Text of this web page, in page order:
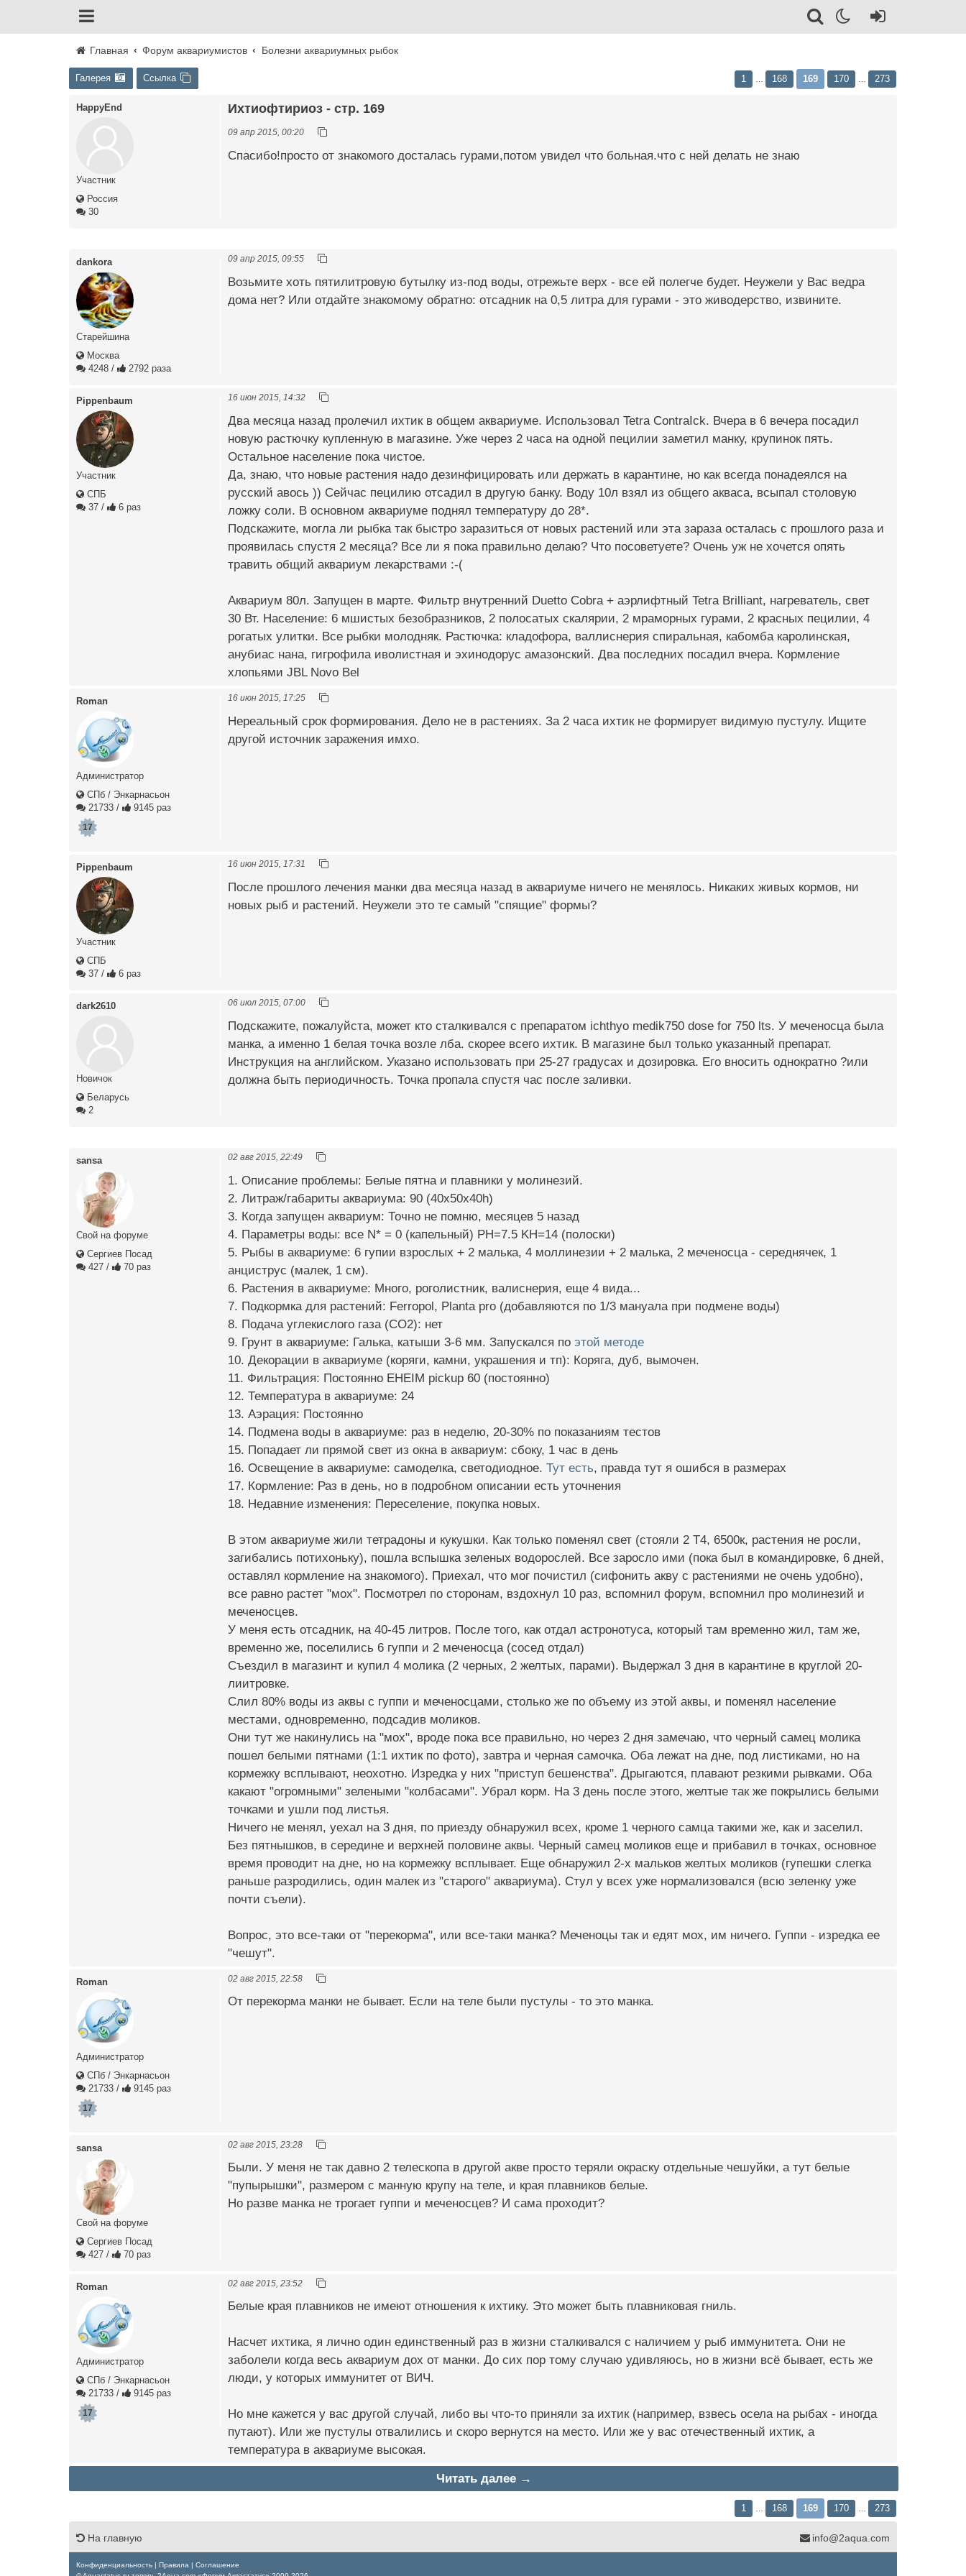
Главная Форум аквариумистов Болезни аквариумных рыбок
Галерея Ссылка 1 168 169 170 273
HappyEnd
Участник
Россия
30
Ихтиофтириоз - стр. 169
09 апр 2015, 00:20
Спасибо!просто от знакомого досталась гурами,потом увидел что больная.что с ней делать не знаю
dankora
Старейшина
Москва
4248 / 2792 раза
09 апр 2015, 09:55
Возьмите хоть пятилитровую бутылку из-под воды, отрежьте верх - все ей полегче будет. Неужели у Вас ведра
дома нет? Или отдайте знакомому обратно: отсадник на 0,5 литра для гурами - это живодерство, извините.
Pippenbaum
Участник
СПБ
37 / 6 раз
16 июн 2015, 14:32
Два месяца назад пролечил ихтик в общем аквариуме. Использовал Tetra ContraIck. Вчера в 6 вечера посадил
новую растючку купленную в магазине. Уже через 2 часа на одной пецилии заметил манку, крупинок пять.
Остальное население пока чистое.
Да, знаю, что новые растения надо дезинфицировать или держать в карантине, но как всегда понадеялся на
русский авось )) Сейчас пецилию отсадил в другую банку. Воду 10л взял из общего акваса, всыпал столовую
ложку соли. В основном аквариуме поднял температуру до 28*.
Подскажите, могла ли рыбка так быстро заразиться от новых растений или эта зараза осталась с прошлого раза и
проявилась спустя 2 месяца? Все ли я пока правильно делаю? Что посоветуете? Очень уж не хочется опять
травить общий аквариум лекарствами :-(
Аквариум 80л. Запущен в марте. Фильтр внутренний Duetto Cobra + аэрлифтный Tetra Brilliant, нагреватель, свет
30 Вт. Население: 6 мшистых безобразников, 2 полосатых скалярии, 2 мраморных гурами, 2 красных пецилии, 4
рогатых улитки. Все рыбки молодняк. Растючка: кладофора, валлиснерия спиральная, кабомба каролинская,
анубиас нана, гигрофила иволистная и эхинодорус амазонский. Два последних посадил вчера. Кормление
хлопьями JBL Novo Bel
Roman
Администратор
СПб / Энкарнасьон
21733 / 9145 раз
17
16 июн 2015, 17:25
Нереальный срок формирования. Дело не в растениях. За 2 часа ихтик не формирует видимую пустулу. Ищите
другой источник заражения имхо.
Pippenbaum
Участник
СПБ
37 / 6 раз
16 июн 2015, 17:31
После прошлого лечения манки два месяца назад в аквариуме ничего не менялось. Никаких живых кормов, ни
новых рыб и растений. Неужели это те самый "спящие" формы?
dark2610
Новичок
Беларусь
2
06 июл 2015, 07:00
Подскажите, пожалуйста, может кто сталкивался с препаратом ichthyo medik750 dose for 750 lts. У меченосца была
манка, а именно 1 белая точка возле лба. скорее всего ихтик. В магазине был только указанный препарат.
Инструкция на английском. Указано использовать при 25-27 градусах и дозировка. Его вносить однократно ?или
должна быть периодичность. Точка пропала спустя час после заливки.
sansa
Свой на форуме
Сергиев Посад
427 / 70 раз
02 авг 2015, 22:49
1. Описание проблемы: Белые пятна и плавники у молинезий.
2. Литраж/габариты аквариума: 90 (40х50х40h)
3. Когда запущен аквариум: Точно не помню, месяцев 5 назад
4. Параметры воды: все N* = 0 (капельный) PH=7.5 KH=14 (полоски)
5. Рыбы в аквариуме: 6 гупии взрослых + 2 малька, 4 моллинезии + 2 малька, 2 меченосца - середнячек, 1
анциструс (малек, 1 см).
6. Растения в аквариуме: Много, роголистник, валиснерия, еще 4 вида...
7. Подкормка для растений: Ferropol, Planta pro (добавляются по 1/3 мануала при подмене воды)
8. Подача углекислого газа (CO2): нет
9. Грунт в аквариуме: Галька, катыши 3-6 мм. Запускался по этой методе
10. Декорации в аквариуме (коряги, камни, украшения и тп): Коряга, дуб, вымочен.
11. Фильтрация: Постоянно EHEIM pickup 60 (постоянно)
12. Температура в аквариуме: 24
13. Аэрация: Постоянно
14. Подмена воды в аквариуме: раз в неделю, 20-30% по показаниям тестов
15. Попадает ли прямой свет из окна в аквариум: сбоку, 1 час в день
16. Освещение в аквариуме: самоделка, светодиодное. Тут есть, правда тут я ошибся в размерах
17. Кормление: Раз в день, но в подробном описании есть уточнения
18. Недавние изменения: Переселение, покупка новых.
В этом аквариуме жили тетрадоны и кукушки. Как только поменял свет (стояли 2 Т4, 6500к, растения не росли,
загибались потихоньку), пошла вспышка зеленых водорослей. Все заросло ими (пока был в командировке, 6 дней,
оставлял кормление на знакомого). Приехал, что мог почистил (сифонить акву с растениями не очень удобно),
все равно растет "мох". Посмотрел по сторонам, вздохнул 10 раз, вспомнил форум, вспомнил про молинезий и
меченосцев.
У меня есть отсадник, на 40-45 литров. После того, как отдал астронотуса, который там временно жил, там же,
временно же, поселились 6 гуппи и 2 меченосца (сосед отдал)
Съездил в магазинт и купил 4 молика (2 черных, 2 желтых, парами). Выдержал 3 дня в карантине в круглой 20-
лиитровке.
Слил 80% воды из аквы с гуппи и меченосцами, столько же по объему из этой аквы, и поменял население
местами, одновременно, подсадив моликов.
Они тут же накинулись на "мох", вроде пока все правильно, но через 2 дня замечаю, что черный самец молика
пошел белыми пятнами (1:1 ихтик по фото), завтра и черная самочка. Оба лежат на дне, под листиками, но на
кормежку всплывают, неохотно. Изредка у них "приступ бешенства". Дрыгаются, плавают резкими рывками. Оба
какают "огромными" зелеными "колбасами". Убрал корм. На 3 день после этого, желтые так же покрылись белыми
точками и ушли под листья.
Ничего не менял, уехал на 3 дня, по приезду обнаружил всех, кроме 1 черного самца такими же, как и заселил.
Без пятнышков, в середине и верхней половине аквы. Черный самец моликов еще и прибавил в точках, основное
время проводит на дне, но на кормежку всплывает. Еще обнаружил 2-х мальков желтых моликов (гупешки слегка
раньше разродились, один малек из "старого" аквариума). Стул у всех уже нормализовался (всю зеленку уже
почти съели).
Вопрос, это все-таки от "перекорма", или все-таки манка? Меченоцы так и едят мох, им ничего. Гуппи - изредка ее
"чешут".
Roman
Администратор
СПб / Энкарнасьон
21733 / 9145 раз
17
02 авг 2015, 22:58
От перекорма манки не бывает. Если на теле были пустулы - то это манка.
sansa
Свой на форуме
Сергиев Посад
427 / 70 раз
02 авг 2015, 23:28
Были. У меня не так давно 2 телескопа в другой акве просто теряли окраску отдельные чешуйки, а тут белые
"пупырышки", размером с манную крупу на теле, и края плавников белые.
Но разве манка не трогает гуппи и меченосцев? И сама проходит?
Roman
Администратор
СПб / Энкарнасьон
21733 / 9145 раз
17
02 авг 2015, 23:52
Белые края плавников не имеют отношения к ихтику. Это может быть плавниковая гниль.
Насчет ихтика, я лично один единственный раз в жизни сталкивался с наличием у рыб иммунитета. Они не
заболели когда весь аквариум дох от манки. До сих пор тому случаю удивляюсь, но в жизни всё бывает, есть же
люди, у которых иммунитет от ВИЧ.
Но мне кажется у вас другой случай, либо вы что-то приняли за ихтик (например, взвесь осела на рыбах - иногда
путают). Или же пустулы отвалились и скоро вернутся на место. Или же у вас отечественный ихтик, а
температура в аквариуме высокая.
Читать далее →
1 168 169 170 273
На главную info@2aqua.com
Конфиденциальность Правила
Соглашение